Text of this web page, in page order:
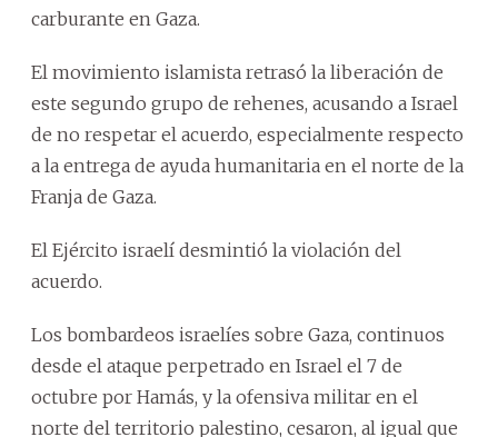
carburante en Gaza.
El movimiento islamista retrasó la liberación de
este segundo grupo de rehenes, acusando a Israel
de no respetar el acuerdo, especialmente respecto
a la entrega de ayuda humanitaria en el norte de la
Franja de Gaza.
El Ejército israelí desmintió la violación del
acuerdo.
Los bombardeos israelíes sobre Gaza, continuos
desde el ataque perpetrado en Israel el 7 de
octubre por Hamás, y la ofensiva militar en el
norte del territorio palestino, cesaron, al igual que